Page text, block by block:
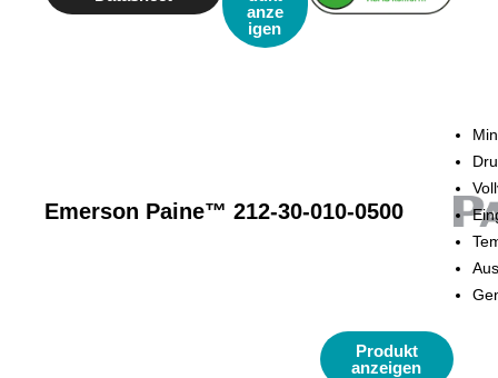
anze
igen
Emerson Paine™ 212-30-010-0500
Produkt
anzeigen